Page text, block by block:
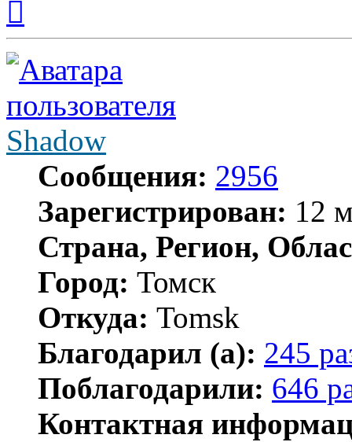
началу
Shadow
Сообщения: 2956
Зарегистрирован: 12
Страна, Регион,
Город: Томск
Откуда: Tomsk
Благодарил (а): 245
Поблагодарили: 646
Контактная